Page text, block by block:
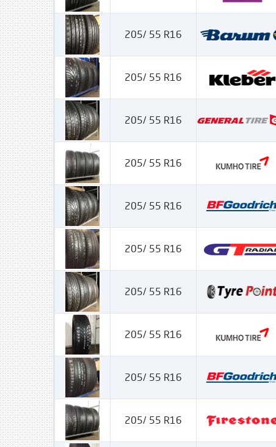
205/ 55 R16
205/ 55 R16
205/ 55 R16
205/ 55 R16
205/ 55 R16
205/ 55 R16
205/ 55 R16
205/ 55 R16
205/ 55 R16
205/ 55 R16